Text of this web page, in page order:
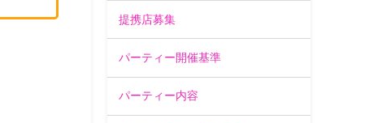
提携店募集
パーティー開催基準
パーティー内容